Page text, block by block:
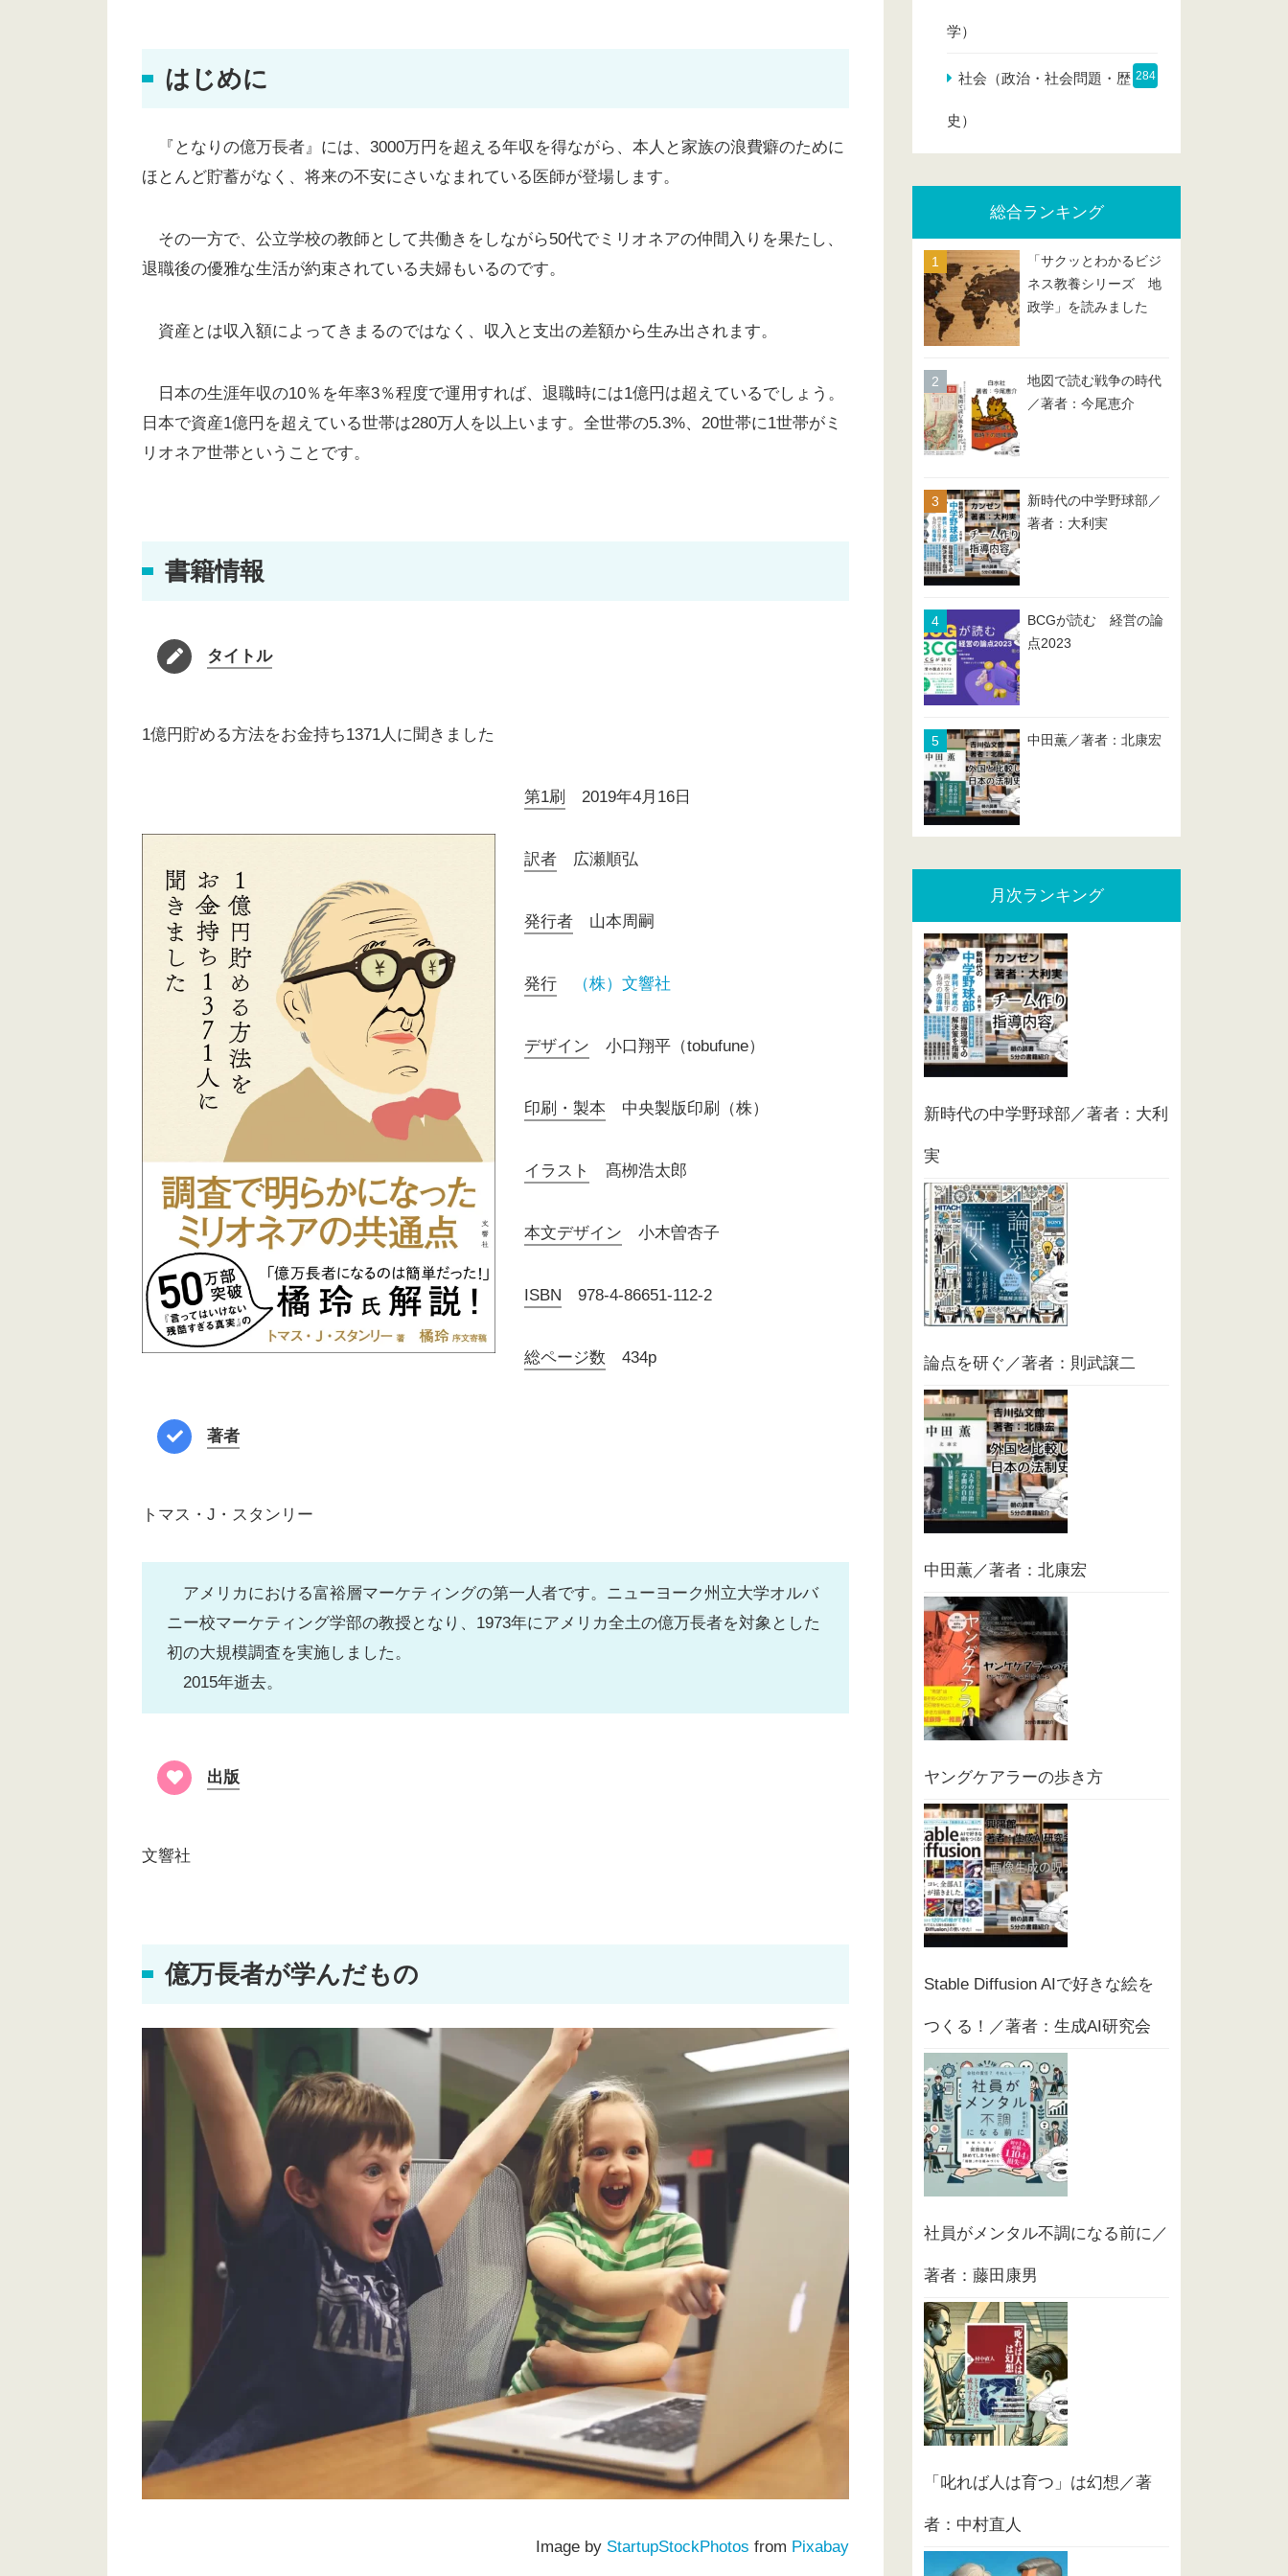
はじめに
『となりの億万長者』には、3000万円を超える年収を得ながら、本人と家族の浪費癖のために
ほとんど貯蓄がなく、将来の不安にさいなまれている医師が登場します。
その一方で、公立学校の教師として共働きをしながら50代でミリオネアの仲間入りを果たし、
退職後の優雅な生活が約束されている夫婦もいるのです。
資産とは収入額によってきまるのではなく、収入と支出の差額から生み出されます。
日本の生涯年収の10％を年率3％程度で運用すれば、退職時には1億円は超えているでしょう。
日本で資産1億円を超えている世帯は280万人を以上います。全世帯の5.3%、20世帯に1世帯がミ
リオネア世帯ということです。
書籍情報
タイトル
1億円貯める方法をお金持ち1371人に聞きました
第1刷 2019年4月16日
訳者広瀬順弘
発行者山本周嗣
発行 （株）文響社
デザイン 小口翔平（tobufune）
印刷・製本 中央製版印刷（株）
イラスト 髙栁浩太郎
本文デザイン 小木曽杏子
ISBN 978-4-86651-112-2
総ページ数 434p
著者
トマス・J・スタンリー
アメリカにおける富裕層マーケティングの第一人者です。ニューヨーク州立大学オルバ
ニー校マーケティング学部の教授となり、1973年にアメリカ全土の億万長者を対象とした
初の大規模調査を実施しました。
2015年逝去。
出版
文響社
億万長者が学んだもの
Image by StartupStockPhotos from Pixabay
学）
社会（政治・社会問題・歴
史）
284
総合ランキング
「サクッとわかるビジ
ネス教養シリーズ 地
政学」を読みました
地図で読む戦争の時代
／著者：今尾恵介
新時代の中学野球部／
著者：大利実
BCGが読む 経営の論
点2023
中田薫／著者：北康宏
月次ランキング
新時代の中学野球部／著者：大利
実
論点を研ぐ／著者：則武譲二
中田薫／著者：北康宏
ヤングケアラーの歩き方
Stable Diffusion AIで好きな絵を
つくる！／著者：生成AI研究会
社員がメンタル不調になる前に／
著者：藤田康男
「叱れば人は育つ」は幻想／著
者：中村直人